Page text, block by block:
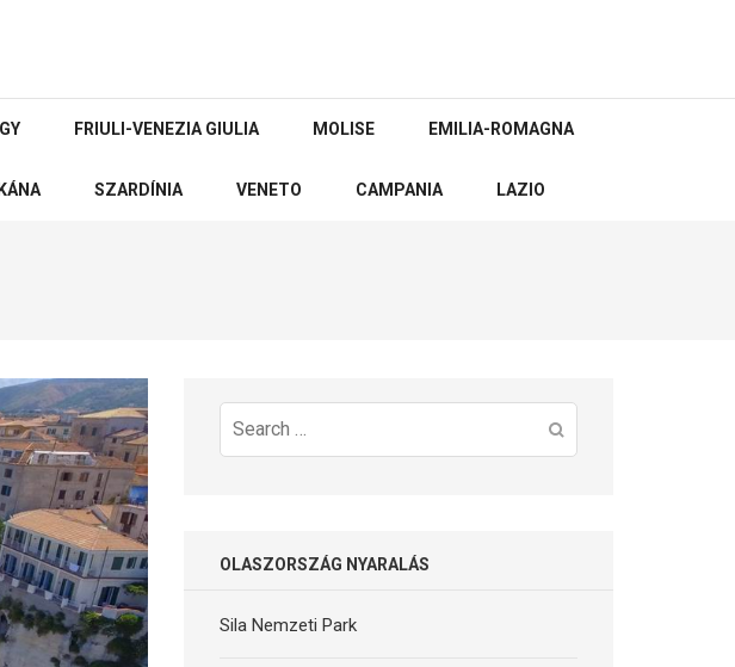
FRIULI-VENEZIA GIULIA MOLISE EMILIA-ROMAGNA
SZARDÍNIA VENETO CAMPANIA LAZIO
Search
for:
OLASZORSZÁG NYARALÁS
Sila Nemzeti Park